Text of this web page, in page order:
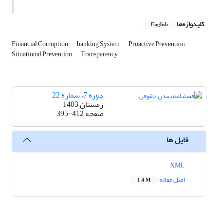
کلیدواژه‌ها English
Financial Corruption banking System Proactive Prevention
Situational Prevention Transparency
دوره 7، شماره 22
زمستان 1403
صفحه395-412
فایل ها
اصل مقاله
1.4 M